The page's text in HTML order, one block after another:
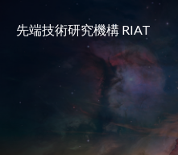
先端技術研究機構 RIAT